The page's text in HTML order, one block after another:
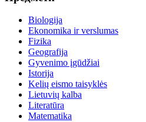
Biologija
Ekonomika ir verslumas
Fizika
Geografija
Gyvenimo įgūdžiai
Istorija
Kelių eismo taisyklės
Lietuvių kalba
Literatūra
Matematika